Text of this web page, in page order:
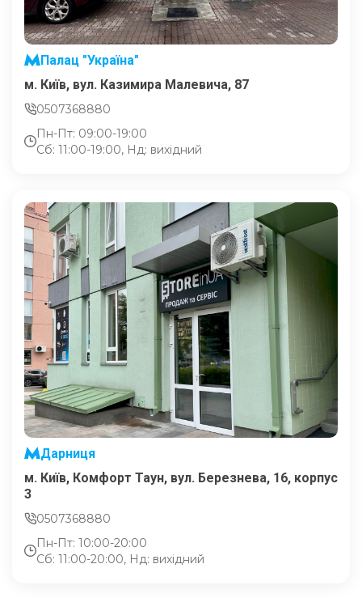
Палац "Україна"
м. Київ, вул. Казимира Малевича, 87
0507368880
Пн-Пт: 09:00-19:00
Сб: 11:00-19:00, Нд: вихідний
Дарниця
м. Київ, Комфорт Таун, вул. Березнева, 16, корпус
3
0507368880
Пн-Пт: 10:00-20:00
Сб: 11:00-20:00, Нд: вихідний